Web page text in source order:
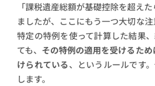
「課税遺産総額が基礎控除を超え
ましたが、ここにもう一つ大切な注
特定の特例を使って計算した結果
ても、 その特例の適用を受けるた
けられている、というルールです
します。